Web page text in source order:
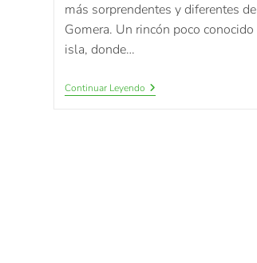
más sorprendentes y diferentes
Gomera. Un rincón poco conocido
isla, donde…
Continuar Leyendo